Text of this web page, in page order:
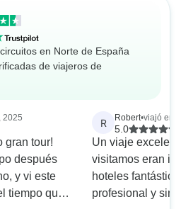
en Norte de España
de viajeros de
2025
gran tour!
después
y vi este
tiempo que
R Robert•viajó en
5.0
Un viaje
visitamos eran
hoteles
profesional y